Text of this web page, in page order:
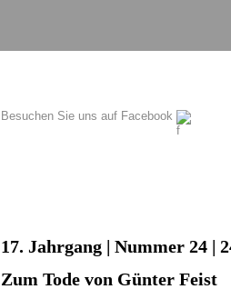
Besuchen Sie uns auf Facebook
17. Jahrgang | Nummer 24 |
Zum Tode von Günter Feist